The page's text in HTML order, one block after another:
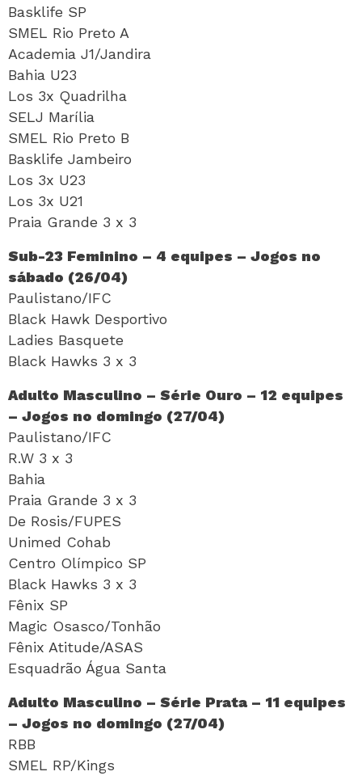
Basklife SP
SMEL Rio Preto A
Academia J1/Jandira
Bahia U23
Los 3x Quadrilha
SELJ Marília
SMEL Rio Preto B
Basklife Jambeiro
Los 3x U23
Los 3x U21
Praia Grande 3 x 3
Sub-23 Feminino – 4 equipes – Jogos no
sábado (26/04)
Paulistano/IFC
Black Hawk Desportivo
Ladies Basquete
Black Hawks 3 x 3
Adulto Masculino – Série Ouro – 12 equipes
– Jogos no domingo (27/04)
Paulistano/IFC
R.W 3 x 3
Bahia
Praia Grande 3 x 3
De Rosis/FUPES
Unimed Cohab
Centro Olímpico SP
Black Hawks 3 x 3
Fênix SP
Magic Osasco/Tonhão
Fênix Atitude/ASAS
Esquadrão Água Santa
Adulto Masculino – Série Prata – 11 equipes
– Jogos no domingo (27/04)
RBB
SMEL RP/Kings